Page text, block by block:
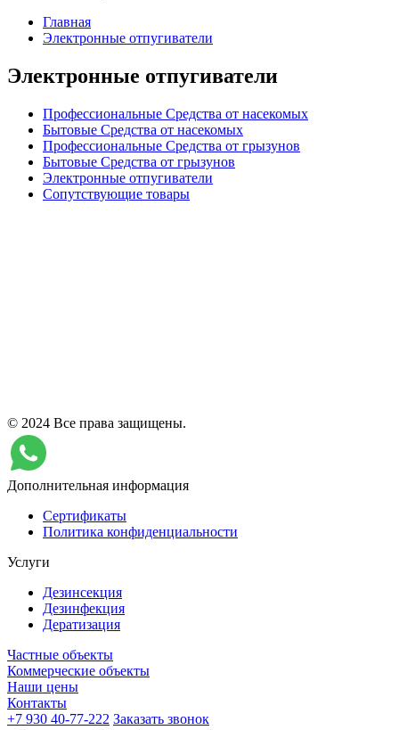
Главная
Электронные отпугиватели
Электронные отпугиватели
Профессиональные Средства от насекомых
Бытовые Средства от насекомых
Профессиональные Средства от грызунов
Бытовые Средства от грызунов
Электронные отпугиватели
Сопутствующие товары
© 2024 Все права защищены.
Дополнительная информация
Сертификаты
Политика конфиденциальности
Услуги
Дезинсекция
Дезинфекция
Дератизация
Частные объекты
Коммерческие объекты
Наши цены
Контакты
+7 930 40-77-222 Заказать звонок